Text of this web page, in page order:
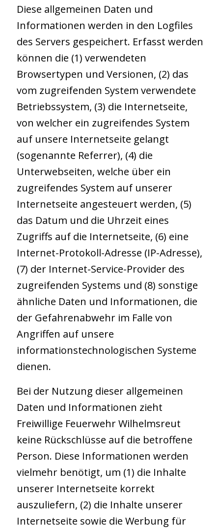
Diese allgemeinen Daten und
Informationen werden in den Logfiles
des Servers gespeichert. Erfasst werden
können die (1) verwendeten
Browsertypen und Versionen, (2) das
vom zugreifenden System verwendete
Betriebssystem, (3) die Internetseite,
von welcher ein zugreifendes System
auf unsere Internetseite gelangt
(sogenannte Referrer), (4) die
Unterwebseiten, welche über ein
zugreifendes System auf unserer
Internetseite angesteuert werden, (5)
das Datum und die Uhrzeit eines
Zugriffs auf die Internetseite, (6) eine
Internet-Protokoll-Adresse (IP-Adresse),
(7) der Internet-Service-Provider des
zugreifenden Systems und (8) sonstige
ähnliche Daten und Informationen, die
der Gefahrenabwehr im Falle von
Angriffen auf unsere
informationstechnologischen Systeme
dienen.
Bei der Nutzung dieser allgemeinen
Daten und Informationen zieht
Freiwillige Feuerwehr Wilhelmsreut
keine Rückschlüsse auf die betroffene
Person. Diese Informationen werden
vielmehr benötigt, um (1) die Inhalte
unserer Internetseite korrekt
auszuliefern, (2) die Inhalte unserer
Internetseite sowie die Werbung für